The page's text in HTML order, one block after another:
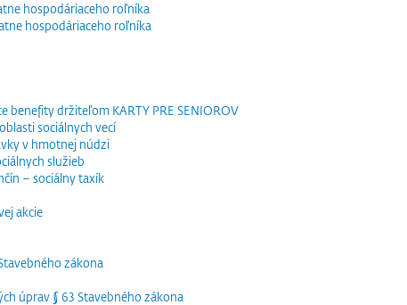
hospodáriaceho roľníka
hospodáriaceho roľníka
benefity držiteľom KARTY PRE SENIOROV
sociálnych vecí
v hmotnej núdzi
služieb
– sociálny taxík
akcie
zákona
úprav § 63 Stavebného zákona